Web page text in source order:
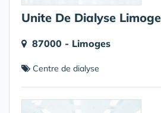
Unite De Dialyse
87000 - Limoges
Centre de dialyse